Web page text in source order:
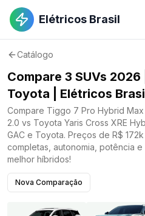
Elétricos Brasil
Catálogo
Compare 3 SUVs 2026
Toyota | Elétricos
Compare Tiggo 7 Pro Hybrid Max
2.0 vs Toyota Yaris Cross XRE
GAC e Toyota. Preços de R$ 172k
completas, autonomia, potência
melhor híbridos!
Nova Comparação